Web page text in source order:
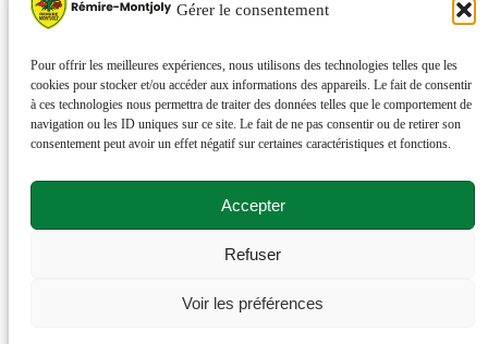
Gérer le consentement
Pour offrir les meilleures expériences, nous utilisons des technologies telles que les
cookies pour stocker et/ou accéder aux informations des appareils. Le fait de consentir
à ces technologies nous permettra de traiter des données telles que le comportement de
navigation ou les ID uniques sur ce site. Le fait de ne pas consentir ou de retirer son
consentement peut avoir un effet négatif sur certaines caractéristiques et fonctions.
Accepter
Refuser
Voir les préférences
nouvelles de votre commune.
réalisé parNetactions